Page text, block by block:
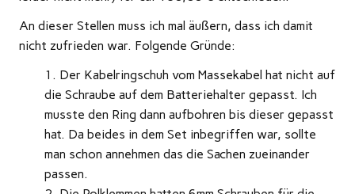
An dieser Stellen muss ich mal äußern, dass ich damit
nicht zufrieden war. Folgende Gründe:
Der Kabelringschuh vom Massekabel hat nicht auf
die Schraube auf dem Batteriehalter gepasst. Ich
musste den Ring dann aufbohren bis dieser gepasst
hat. Da beides in dem Set inbegriffen war, sollte
man schon annehmen das die Sachen zueinander
passen.